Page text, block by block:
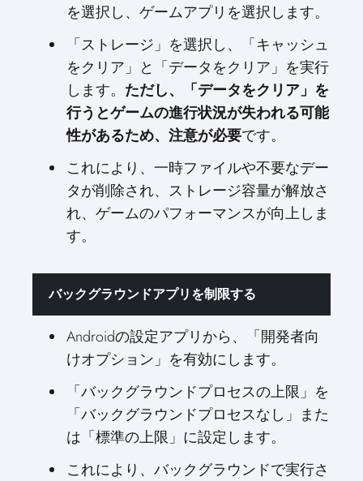
を選択し、ゲームアプリを選択します。
「ストレージ」を選択し、「キャッシュ
をクリア」と「データをクリア」を実行
します。
ただし、「データをクリア」を
行うとゲームの進行状況が失われる可能
性があるため、注意が必要です。
これにより、一時ファイルや不要なデー
タが削除され、ストレージ容量が解放さ
れ、ゲームのパフォーマンスが向上しま
す。
バックグラウンドアプリを制限する
Androidの設定アプリから、「開発者向
けオプション」を有効にします。
「バックグラウンドプロセスの上限」を
「バックグラウンドプロセスなし」また
は「標準の上限」に設定します。
これにより、バックグラウンドで実行さ